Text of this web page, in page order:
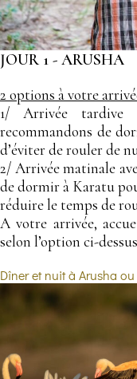
JOUR 1 - ARUSHA
2 options à votre
1/ Arrivée
recommandons de
d’éviter de rouler de
2/ Arrivée matinale
de dormir à Karatu
réduire le temps de
A votre arrivée,
selon l’option ci-
Dîner et nuit à Arusha